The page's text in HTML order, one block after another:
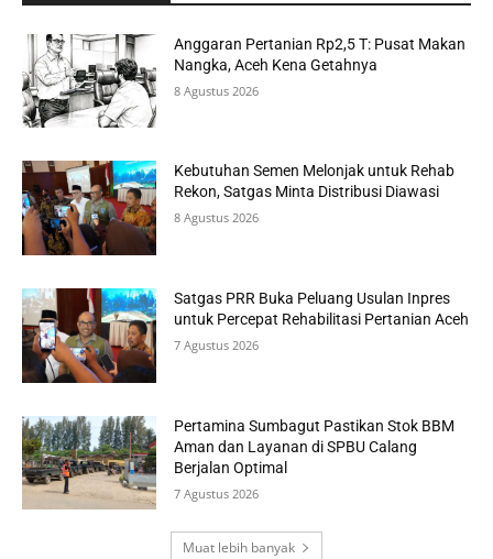
Anggaran Pertanian Rp2,5 T: Pusat Makan
Nangka, Aceh Kena Getahnya
8 Agustus 2026
Kebutuhan Semen Melonjak untuk Rehab
Rekon, Satgas Minta Distribusi Diawasi
8 Agustus 2026
Satgas PRR Buka Peluang Usulan Inpres
untuk Percepat Rehabilitasi Pertanian Aceh
7 Agustus 2026
Pertamina Sumbagut Pastikan Stok BBM
Aman dan Layanan di SPBU Calang
Berjalan Optimal
7 Agustus 2026
Muat lebih banyak